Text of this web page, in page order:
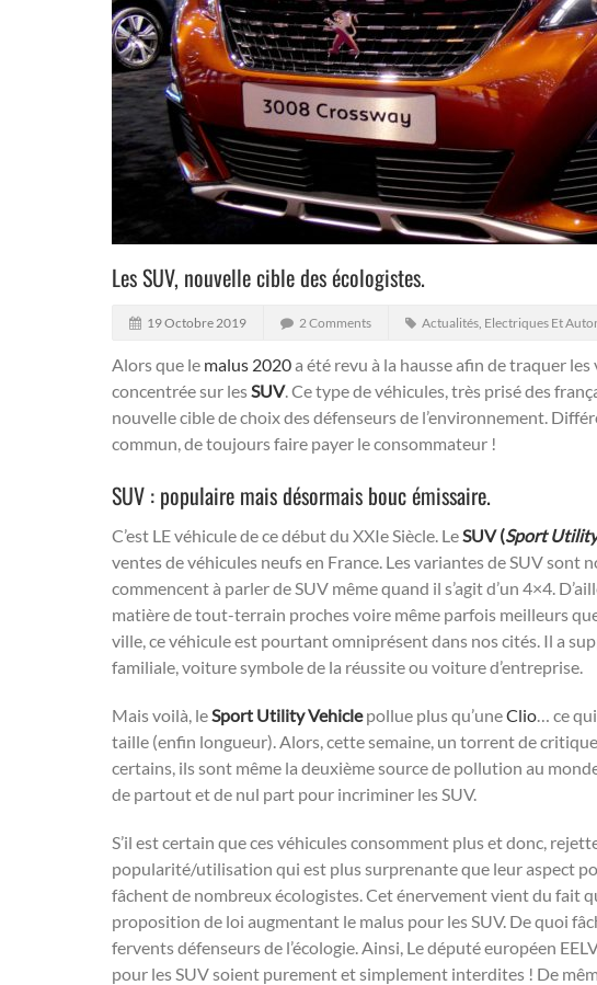
Les SUV, nouvelle cible des écologistes.
19 Octobre 2019 2 Comments Actualités, Electriques Et
Alors que le malus 2020a été revu à la hausse afin de traquer
concentrée sur lesSUV. Ce type de véhicules, très prisé des
nouvelle cible de choix des défenseurs de l’environnement.
commun, de toujours faire payer le consommateur !
SUV : populaire mais désormais bouc émissaire.
C’est LE véhicule de ce début du XXIe Siècle. LeSUV (Sport
ventes de véhicules neufs en France. Les variantes de SUV sont
commencent à parler de SUV même quand il s’agit d’un 4×4.
matière de tout-terrain proches voire même parfois meilleurs
ville, ce véhicule est pourtant omniprésent dans nos cités. Il a
familiale, voiture symbole de la réussite ou voiture d’entreprise.
Mais voilà, leSport Utility Vehiclepollue plus qu’uneClio… ce
taille (enfin longueur). Alors, cette semaine, un torrent de
certains, ils sont même la deuxième source de pollution au
de partout et de nul part pour incriminer les SUV.
S’il est certain que ces véhicules consomment plus et donc,
popularité/utilisation qui est plus surprenante que leur aspect
fâchent de nombreux écologistes. Cet énervement vient du fait
proposition de loi augmentant le malus pour les SUV. De quoi
fervents défenseurs de l’écologie. Ainsi, Le député européen
pour les SUV soient purement et simplement interdites ! De